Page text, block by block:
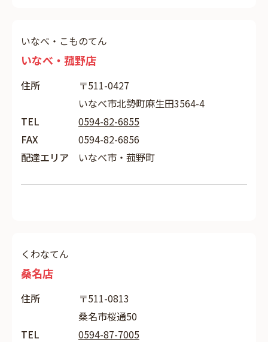
いなべ・こものてん
いなべ・菰野店
住所
〒511-0427
いなべ市北勢町麻生田3564-4
TEL
0594-82-6855
FAX
0594-82-6856
配達エリア
いなべ市・菰野町
くわなてん
桑名店
住所
〒511-0813
桑名市桜通50
TEL
0594-87-7005